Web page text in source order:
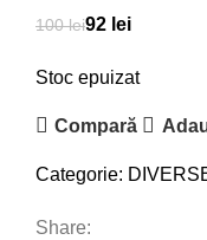
100lei92 lei
Stoc epuizat
Compară
Categorie:
Share: